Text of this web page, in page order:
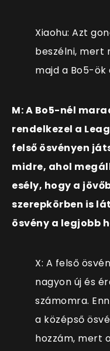
Xiaohu: Azt
beszélni, mert
majd a Bo5-
M: A Bo5-nél
rendelkezel a
felső ösvényen
midre, ahol
esély, hogy a
szerepkörben is
ösvény a legjobb
X: A felső
nagyon új és
számomra.
a középső
hozzám, mert